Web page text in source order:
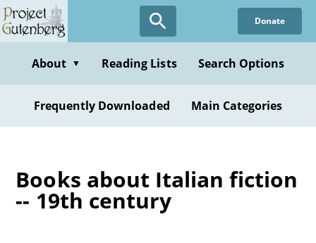
Skip
to
content
Donate
About ▼ Reading Lists Search Options
Frequently Downloaded Main Categories
Books about Italian fiction
-- 19th century